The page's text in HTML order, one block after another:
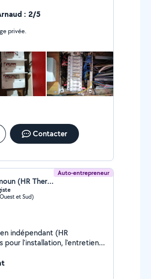
carrelage, faïence
vite à vos demandes !!
: 2/5
privée.
Contacter
Auto-entrepreneur
Houcine Rahmoun (HR Thermique)
et Sud)
indépendant (HR
pour l'installation, l'entretien
réactif et à l'écoute, je